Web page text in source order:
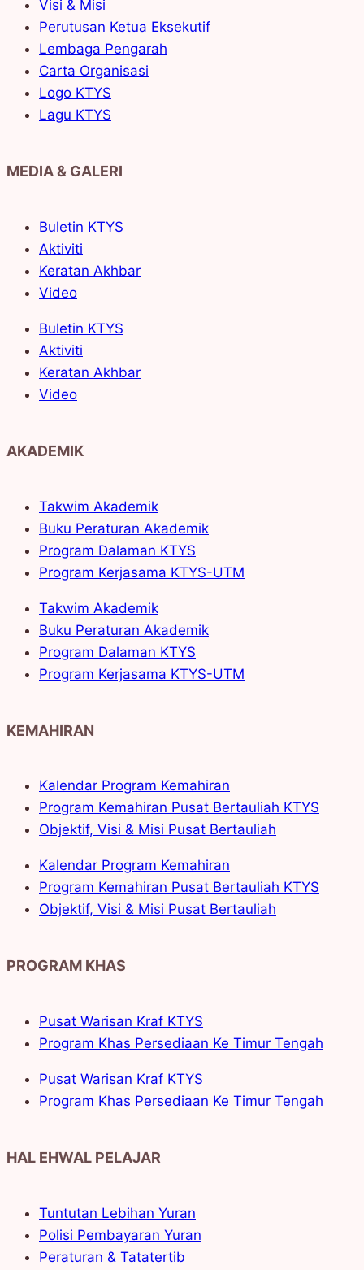
Visi & Misi
Perutusan Ketua Eksekutif
Lembaga Pengarah
Carta Organisasi
Logo KTYS
Lagu KTYS
MEDIA & GALERI
Buletin KTYS
Aktiviti
Keratan Akhbar
Video
Buletin KTYS
Aktiviti
Keratan Akhbar
Video
AKADEMIK
Takwim Akademik
Buku Peraturan Akademik
Program Dalaman KTYS
Program Kerjasama KTYS-UTM
Takwim Akademik
Buku Peraturan Akademik
Program Dalaman KTYS
Program Kerjasama KTYS-UTM
KEMAHIRAN
Kalendar Program Kemahiran
Program Kemahiran Pusat Bertauliah KTYS
Objektif, Visi & Misi Pusat Bertauliah
Kalendar Program Kemahiran
Program Kemahiran Pusat Bertauliah KTYS
Objektif, Visi & Misi Pusat Bertauliah
PROGRAM KHAS
Pusat Warisan Kraf KTYS
Program Khas Persediaan Ke Timur Tengah
Pusat Warisan Kraf KTYS
Program Khas Persediaan Ke Timur Tengah
HAL EHWAL PELAJAR
Tuntutan Lebihan Yuran
Polisi Pembayaran Yuran
Peraturan & Tatatertib